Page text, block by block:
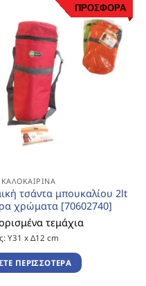
ΠΡΟΣΦΟΡΑ
τσάντα μπουκαλίου 2lt
χρώματα [70602740]
τεμάχια
Υ31 x Δ12 cm
ΠΕΡΙΣΣΌΤΕΡΑ